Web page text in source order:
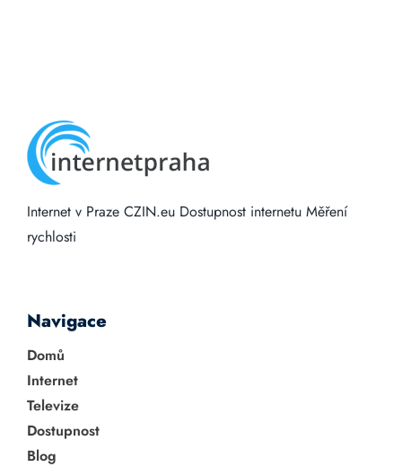
Internet v Praze CZIN.eu Dostupnost internetu Měření
rychlosti
Navigace
Domů
Internet
Televize
Dostupnost
Blog